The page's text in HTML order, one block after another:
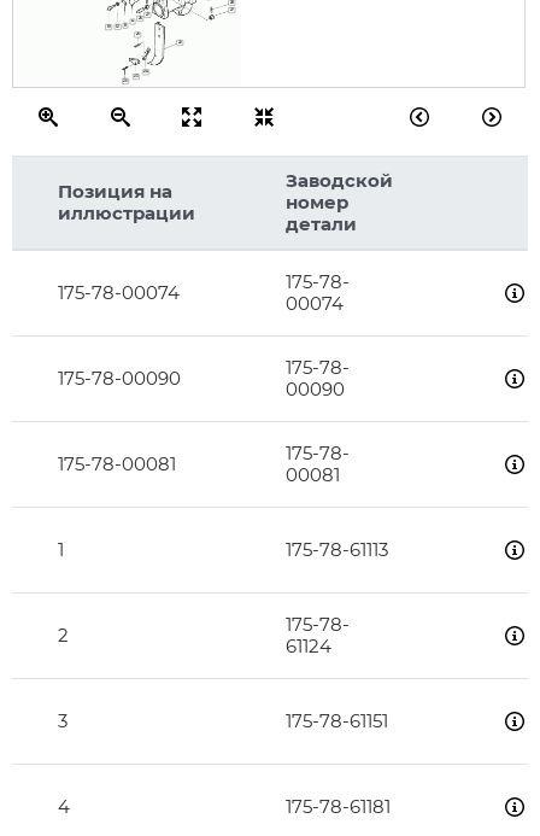
4
12
22
23
24
25
25
26
27
27
28
Позиция на
иллюстрации
Заводской
номер
детали
175-78-00074
175-78-
00074
175-78-00090
175-78-
00090
175-78-00081
175-78-
00081
1 175-78-61113
2
175-78-
61124
3 175-78-61151
4 175-78-61181